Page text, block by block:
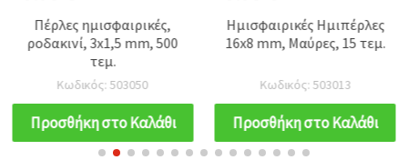
Πέρλες ημισφαιρικές,
ροδακινί, 3x1,5 mm, 500
τεμ.
Κωδικός: 503050
Προσθήκη στο Καλάθι
Ημισφαιρικές Ημιπέρλες
16x8 mm, Μαύρες, 15 τεμ.
Κωδικός: 503013
Προσθήκη στο Καλάθι